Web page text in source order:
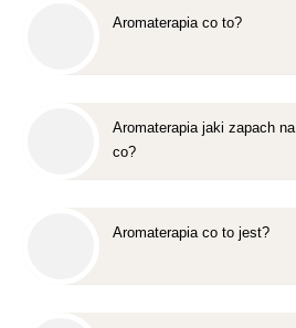
Aromaterapia co to?
Aromaterapia jaki zapach na
co?
Aromaterapia co to jest?